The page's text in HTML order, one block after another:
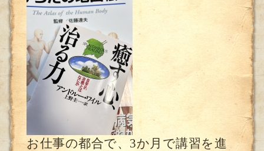
お仕事の都合で、3か月で講習を進